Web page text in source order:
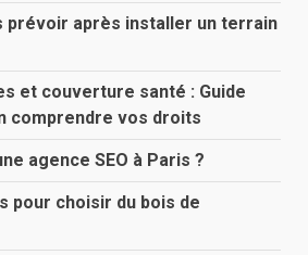
prévoir après installer un terrain
et couverture santé : Guide
comprendre vos droits
agence SEO à Paris ?
pour choisir du bois de